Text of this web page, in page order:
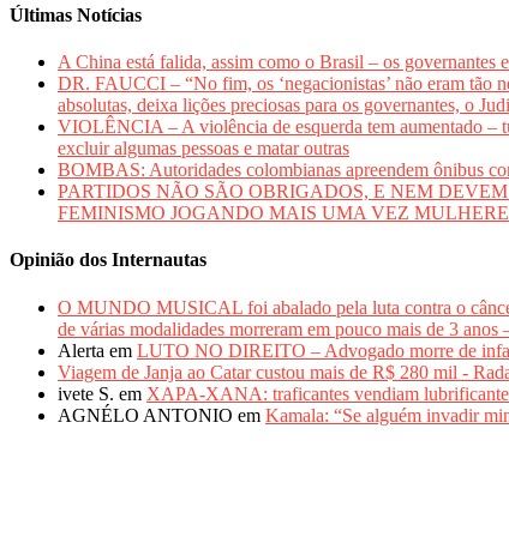
Últimas Notícias
A China está falida, assim como o Brasil – os governantes
DR. FAUCCI – “No fim, os ‘negacionistas’ não eram tão
absolutas, deixa lições preciosas para os governantes, o
VIOLÊNCIA – A violência de esquerda tem aumentado –
excluir algumas pessoas e matar outras
BOMBAS: Autoridades colombianas apreendem ônibus
PARTIDOS NÃO SÃO OBRIGADOS, E NEM DEVEM
FEMINISMO JOGANDO MAIS UMA VEZ
Opinião dos Internautas
O MUNDO MUSICAL foi abalado pela luta contra o
de várias modalidades morreram em pouco mais de 3
Alerta em LUTO NO DIREITO – Advogado morre de
Viagem de Janja ao Catar custou mais de R$ 280 mil -
ivete S. em XAPA-XANA: traficantes vendiam lubrificante
AGNÉLO ANTONIO em Kamala: “Se alguém invadir